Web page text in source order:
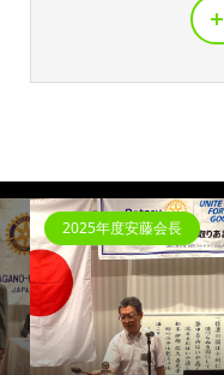
2025年度安藤会長